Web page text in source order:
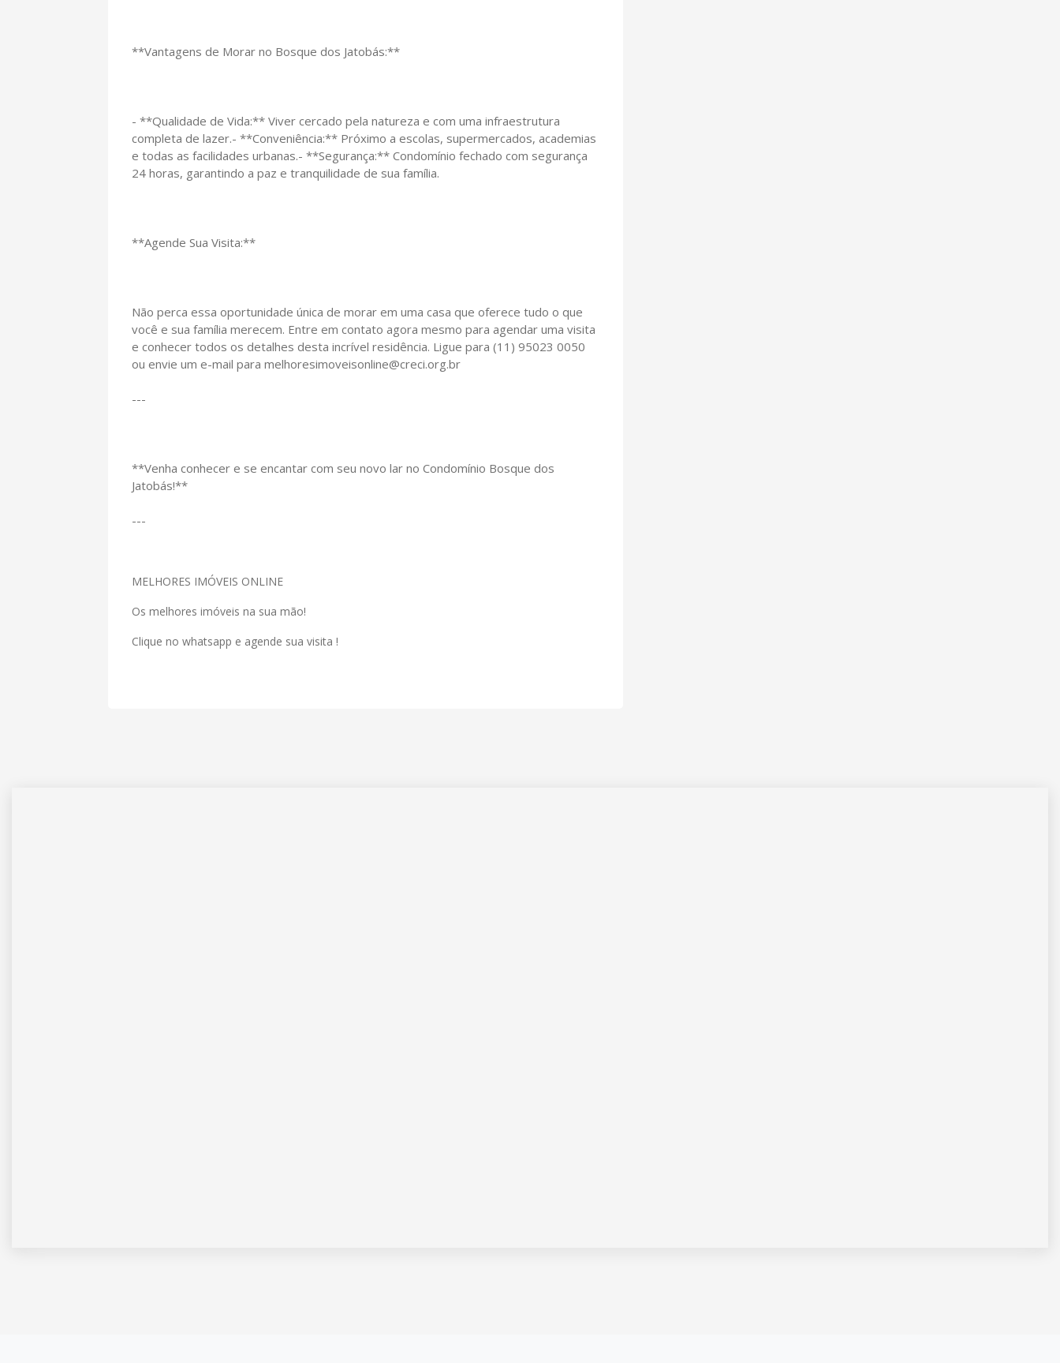
**Vantagens de Morar no Bosque dos Jatobás:**
- **Qualidade de Vida:** Viver cercado pela natureza e com uma infraestrutura
completa de lazer.- **Conveniência:** Próximo a escolas, supermercados, academias
e todas as facilidades urbanas.- **Segurança:** Condomínio fechado com segurança
24 horas, garantindo a paz e tranquilidade de sua família.
**Agende Sua Visita:**
Não perca essa oportunidade única de morar em uma casa que oferece tudo o que
você e sua família merecem. Entre em contato agora mesmo para agendar uma visita
e conhecer todos os detalhes desta incrível residência. Ligue para (11) 95023 0050
ou envie um e-mail para melhoresimoveisonline@creci.org.br
---
**Venha conhecer e se encantar com seu novo lar no Condomínio Bosque dos
Jatobás!**
---
MELHORES IMÓVEIS ONLINE
Os melhores imóveis na sua mão!
Clique no whatsapp e agende sua visita !